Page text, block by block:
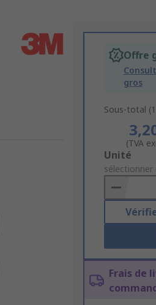
Offre
gros
Sous-total
(TVA
Add
to
Basket
Unité
Frais de